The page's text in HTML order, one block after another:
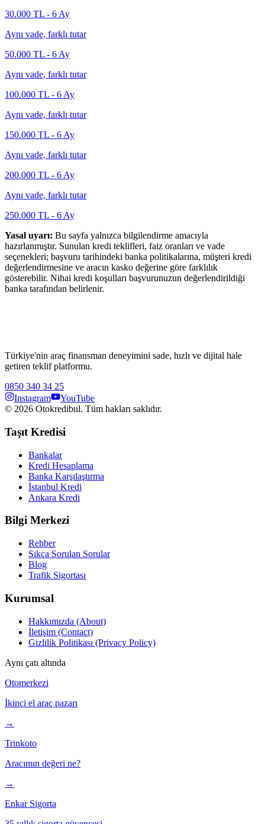
30.000 TL - 6 Ay
Aynı vade, farklı tutar
50.000 TL - 6 Ay
Aynı vade, farklı tutar
100.000 TL - 6 Ay
Aynı vade, farklı tutar
150.000 TL - 6 Ay
Aynı vade, farklı tutar
200.000 TL - 6 Ay
Aynı vade, farklı tutar
250.000 TL - 6 Ay
Yasal uyarı: Bu sayfa yalnızca bilgilendirme amacıyla
hazırlanmıştır. Sunulan kredi teklifleri, faiz oranları ve vade
seçenekleri; başvuru tarihindeki banka politikalarına, müşteri kredi
değerlendirmesine ve aracın kasko değerine göre farklılık
gösterebilir. Nihai kredi koşulları başvurunuzun değerlendirildiği
banka tarafından belirlenir.
Türkiye'nin araç finansman deneyimini sade, hızlı ve dijital hale
getiren teklif platformu.
0850 340 34 25
Instagram
YouTube
© 2026 Otokredibul. Tüm hakları saklıdır.
Taşıt Kredisi
Bankalar
Kredi Hesaplama
Banka Karşılaştırma
İstanbul Kredi
Ankara Kredi
Bilgi Merkezi
Rehber
Sıkça Sorulan Sorular
Blog
Trafik Sigortası
Kurumsal
Hakkımızda (About)
İletişim (Contact)
Gizlilik Politikası (Privacy Policy)
Aynı çatı altında
Otomerkezi
İkinci el araç pazarı
→
Trinkoto
Aracımın değeri ne?
→
Enkar Sigorta